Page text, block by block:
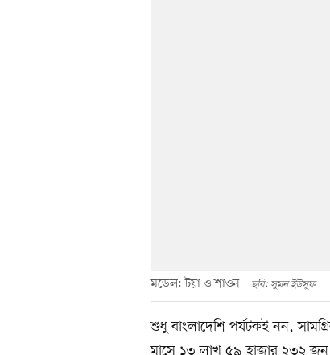
মডেল: টয়া ও শাওন ছবি: সুমন ইউসুফ
শুধু বাংলাদেশি পর্যটকই নন,
মাসে ১৩ লাখ ৫৯ হাজার ২৩২ জন